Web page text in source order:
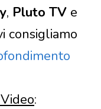
, Pluto TV e
consigliamo
: